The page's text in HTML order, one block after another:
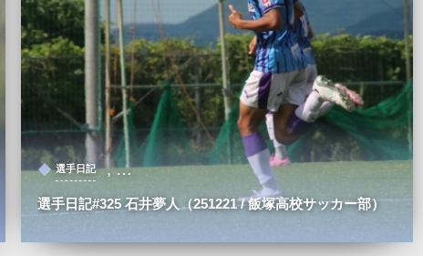
選手日記 , …
選手日記#325 石井夢人（251221 / 飯塚高校サッカー部）